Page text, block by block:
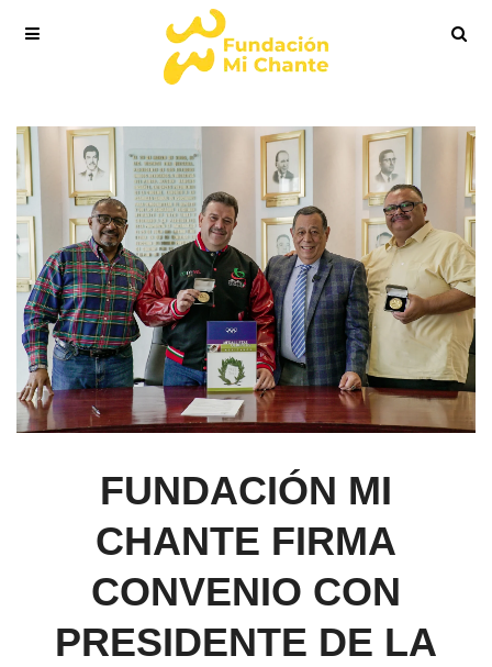
FUNDACIÓN MI
CHANTE FIRMA
CONVENIO CON
PRESIDENTE DE LA